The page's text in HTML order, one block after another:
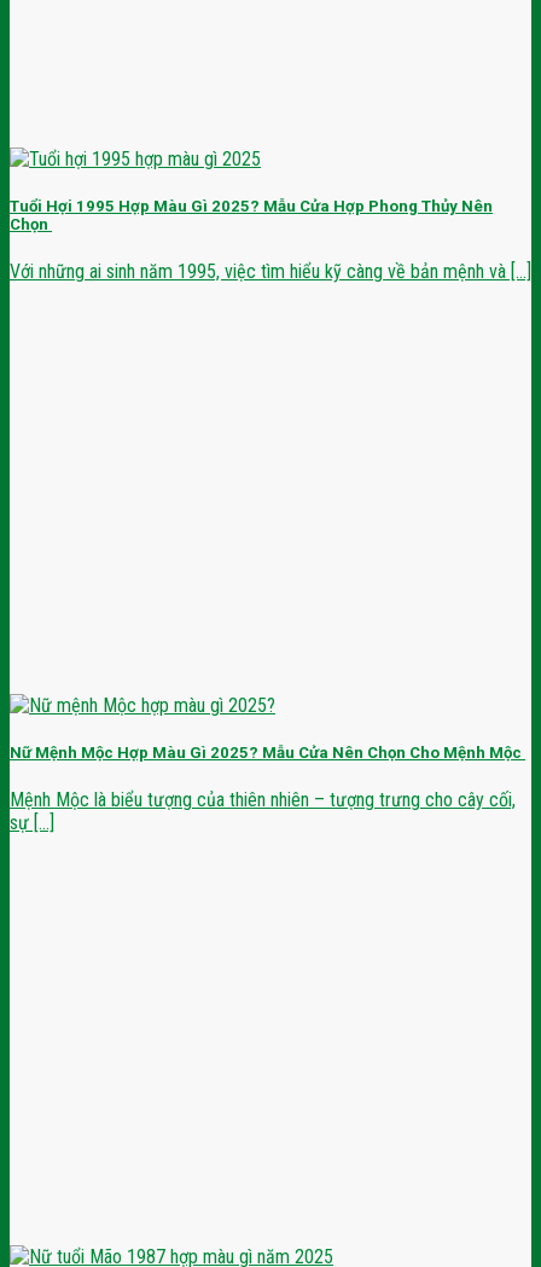
Tuổi Hợi 1995 Hợp Màu Gì 2025? Mẫu Cửa Hợp Phong Thủy Nên
Chọn
Với những ai sinh năm 1995, việc tìm hiểu kỹ càng về bản mệnh và [...]
Nữ Mệnh Mộc Hợp Màu Gì 2025? Mẫu Cửa Nên Chọn Cho Mệnh Mộc
Mệnh Mộc là biểu tượng của thiên nhiên – tượng trưng cho cây cối,
sự [...]